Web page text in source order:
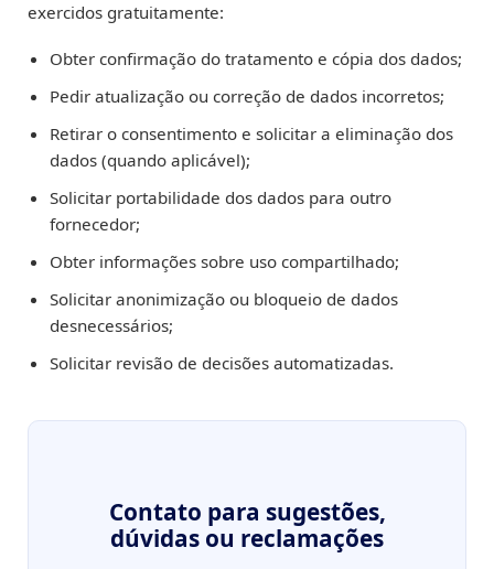
exercidos gratuitamente:
Obter confirmação do tratamento e cópia dos dados;
Pedir atualização ou correção de dados incorretos;
Retirar o consentimento e solicitar a eliminação dos
dados (quando aplicável);
Solicitar portabilidade dos dados para outro
fornecedor;
Obter informações sobre uso compartilhado;
Solicitar anonimização ou bloqueio de dados
desnecessários;
Solicitar revisão de decisões automatizadas.
Contato para sugestões,
dúvidas ou reclamações